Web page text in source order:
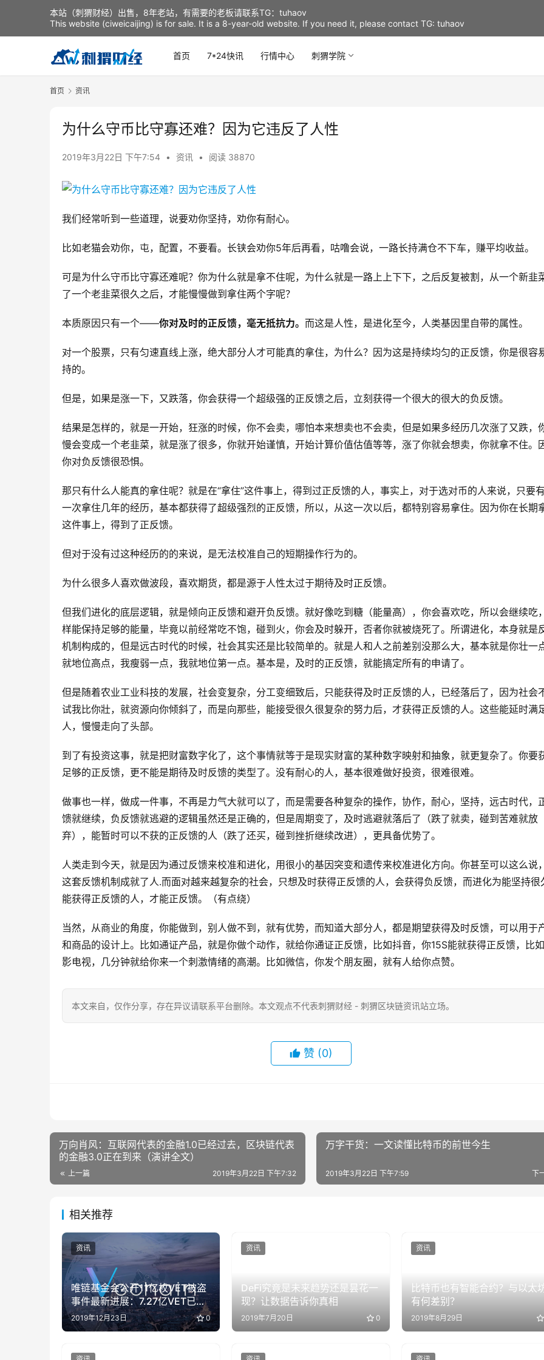
首页 7*24快讯 行情中心 刺猬学院
首页 资讯
为什么守币比守寡还难？因为它违反了人性
2019年3月22日 下午7:54 • 资讯 • 阅读 38870
我们经常听到一些道理，说要劝你坚持，劝你有耐心。
比如老猫会劝你，屯，配置，不要看。长铗会劝你5年后再看，咕噜会说，一路长持满仓不下车，赚平均收益。
可是为什么守币比守寡还难呢？你为什么就是拿不住呢，为什么就是一路上上下下，之后反复被割，从一个新韭
了一个老韭菜很久之后，才能慢慢做到拿住两个字呢？
本质原因只有一个——你对及时的正反馈，毫无抵抗力。 而这是人性，是进化至今，人类基因里自带的属性。
对一个股票，只有匀速直线上涨，绝大部分人才可能真的拿住，为什么？因为这是持续均匀的正反馈，你是很容
持的。
但是，如果是涨一下，又跌落，你会获得一个超级强的正反馈之后，立刻获得一个很大的很大的负反馈。
结果是怎样的，就是一开始，狂涨的时候，你不会卖，哪怕本来想卖也不会卖，但是如果多经历几次涨了又跌，
慢会变成一个老韭菜，就是涨了很多，你就开始谨慎，开始计算价值估值等等，涨了你就会想卖，你就拿不住。
你对负反馈很恐惧。
那只有什么人能真的拿住呢？就是在“拿住”这件事上，得到过正反馈的人，事实上，对于选对币的人来说，只要
一次拿住几年的经历，基本都获得了超级强烈的正反馈，所以，从这一次以后，都特别容易拿住。因为你在长期
这件事上，得到了正反馈。
但对于没有过这种经历的的来说，是无法校准自己的短期操作行为的。
为什么很多人喜欢做波段，喜欢期货，都是源于人性太过于期待及时正反馈。
但我们进化的底层逻辑，就是倾向正反馈和避开负反馈。就好像吃到糖（能量高），你会喜欢吃，所以会继续吃
样能保持足够的能量，毕竟以前经常吃不饱，碰到火，你会及时躲开，否者你就被烧死了。所谓进化，本身就是
机制构成的，但是远古时代的时候，社会其实还是比较简单的。就是人和人之前差别没那么大，基本就是你壮一点
就地位高点，我瘦弱一点，我就地位第一点。基本是，及时的正反馈，就能搞定所有的申请了。
但是随着农业工业科技的发展，社会变复杂，分工变细致后，只能获得及时正反馈的人，已经落后了，因为社会
试我比你壯，就资源向你倾斜了，而是向那些，能接受很久很复杂的努力后，才获得正反馈的人。这些能延时满
人，慢慢走向了头部。
到了有投资这事，就是把财富数字化了，这个事情就等于是现实财富的某种数字映射和抽象，就更复杂了。你要
足够的正反馈，更不能是期待及时反馈的类型了。没有耐心的人，基本很难做好投资，很难很难。
做事也一样，做成一件事，不再是力气大就可以了，而是需要各种复杂的操作，协作，耐心，坚持，远古时代，
馈就继续，负反馈就逃避的逻辑虽然还是正确的，但是周期变了，及时逃避就落后了（跌了就卖，碰到苦难就放
弃），能暂时可以不获的正反馈的人（跌了还买，碰到挫折继续改进），更具备优势了。
人类走到今天，就是因为通过反馈来校准和进化，用很小的基因突变和遗传来校准进化方向。你甚至可以这么说
这套反馈机制成就了人.而面对越来越复杂的社会，只想及时获得正反馈的人，会获得负反馈，而进化为能坚持很
能获得正反馈的人，才能正反馈。（有点绕）
当然，从商业的角度，你能做到，别人做不到，就有优势，而知道大部分人，都是期望获得及时反馈，可以用于
和商品的设计上。比如通证产品，就是你做个动作，就给你通证正反馈，比如抖音，你15S能就获得正反馈，比
影电视，几分钟就给你来一个刺激情绪的高潮。比如微信，你发个朋友圈，就有人给你点赞。
本文来自 ，仅作分享，存在异议请联系平台删除。本文观点不代表刺猬财经 - 刺猬区块链资讯站立场。
赞 (0)
万向肖风：互联网代表的金融1.0已经过去，区块链代表
的金融3.0正在到来（演讲全文）
上一篇 2019年3月22日 下午7:32
万字干货：一文读懂比特币的前世今生
下
2019年3月22日 下午7:59
相关推荐
唯链基金会公开11亿枚VET被盗
事件最新进展：7.27亿VET已被
冻结
2019年12月23日 0
资讯
DeFi究竟是未来趋势还是昙花一
现？让数据告诉你真相
2019年7月20日 0
资讯
比特币也有智能合约？与以太
有何差别？
2019年8月29日
资讯
本站（刺猬财经）出售，8年老站，有需要的老板请联系TG：tuhaov
This website (ciweicaijing) is for sale. It is a 8-year-old website. If you need it, please contact TG: tuhaov